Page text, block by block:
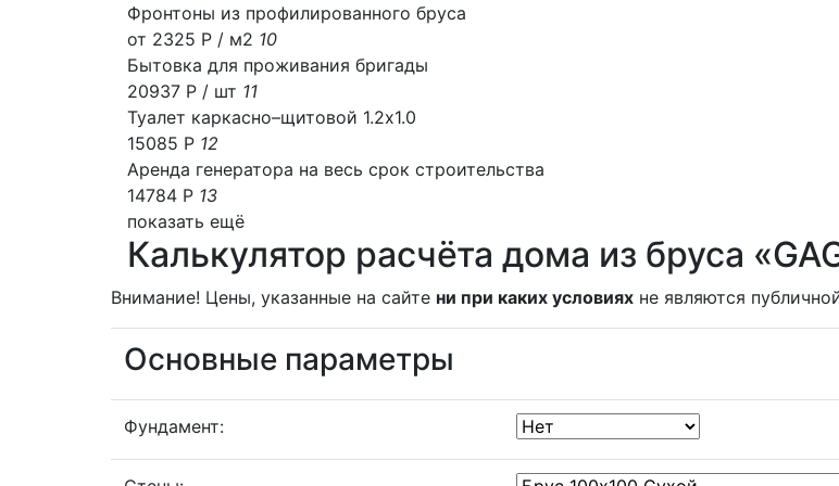
Фронтоны из профилированного бруса
от 2325 Р / м2 10
Бытовка для проживания бригады
20937 Р / шт 11
Туалет каркасно–щитовой 1.2х1.0
15085 Р 12
Аренда генератора на весь срок строительства
14784 Р 13
показать ещё
Калькулятор расчёта дома из бруса
Внимание! Цены, указанные на сайте ни при каких условиях не являются
Основные параметры
Фундамент: